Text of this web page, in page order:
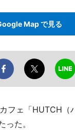
Map で見る
フェ「HUTCH
た。